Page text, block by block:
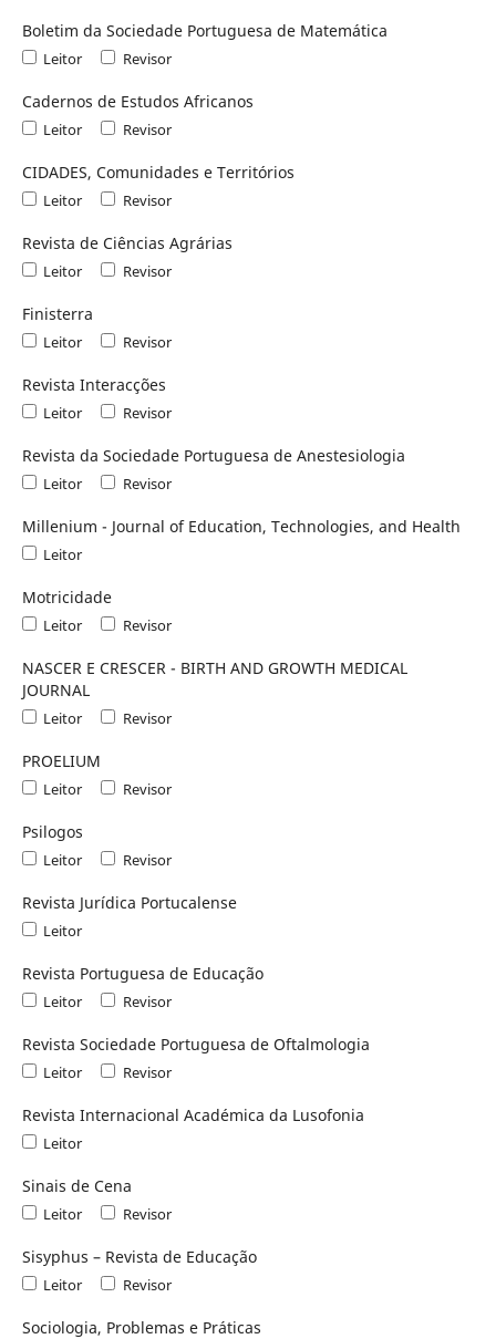
Boletim da Sociedade Portuguesa de Matemática
Leitor Revisor
Cadernos de Estudos Africanos
Leitor Revisor
CIDADES, Comunidades e Territórios
Leitor Revisor
Revista de Ciências Agrárias
Leitor Revisor
Finisterra
Leitor Revisor
Revista Interacções
Leitor Revisor
Revista da Sociedade Portuguesa de Anestesiologia
Leitor Revisor
Millenium - Journal of Education, Technologies, and Health
Leitor
Motricidade
Leitor Revisor
NASCER E CRESCER - BIRTH AND GROWTH MEDICAL
JOURNAL
Leitor Revisor
PROELIUM
Leitor Revisor
Psilogos
Leitor Revisor
Revista Jurídica Portucalense
Leitor
Revista Portuguesa de Educação
Leitor Revisor
Revista Sociedade Portuguesa de Oftalmologia
Leitor Revisor
Revista Internacional Académica da Lusofonia
Leitor
Sinais de Cena
Leitor Revisor
Sisyphus – Revista de Educação
Leitor Revisor
Sociologia, Problemas e Práticas